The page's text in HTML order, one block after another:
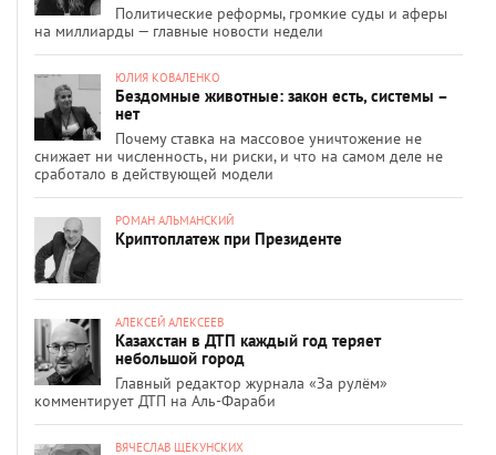
Политические реформы, громкие суды и аферы
на миллиарды — главные новости недели
ЮЛИЯ КОВАЛЕНКО
Бездомные животные: закон есть, системы –
нет
Почему ставка на массовое уничтожение не
снижает ни численность, ни риски, и что на самом деле не
сработало в действующей модели
РОМАН АЛЬМАНСКИЙ
Криптоплатеж при Президенте
АЛЕКСЕЙ АЛЕКСЕЕВ
Казахстан в ДТП каждый год теряет
небольшой город
Главный редактор журнала «За рулём»
комментирует ДТП на Аль-Фараби
ВЯЧЕСЛАВ ЩЕКУНСКИХ